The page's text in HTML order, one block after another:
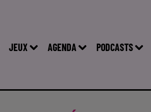
JEUX AGENDA PODCASTS